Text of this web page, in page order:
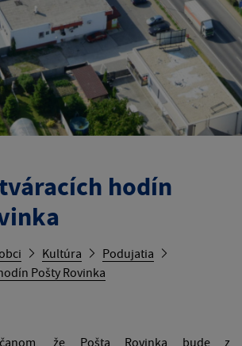
hodín
Kultúra
Podujatia
Pošty Rovinka
že Pošta Rovinka bude z